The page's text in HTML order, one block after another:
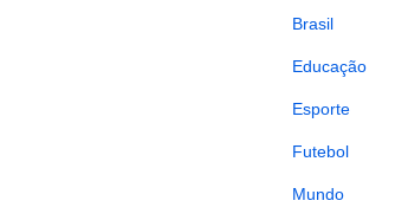
Brasil
Educação
Esporte
Futebol
Mundo